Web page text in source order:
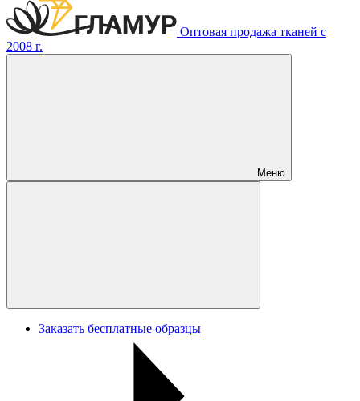
Оптовая продажа тканей с
2008 г.
Меню
Заказать бесплатные образцы